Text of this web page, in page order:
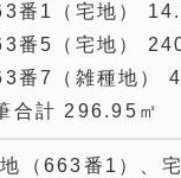
番1（宅地）
番5（宅地）
番7（雑種地）
合計 296.95㎡
（663番1）、